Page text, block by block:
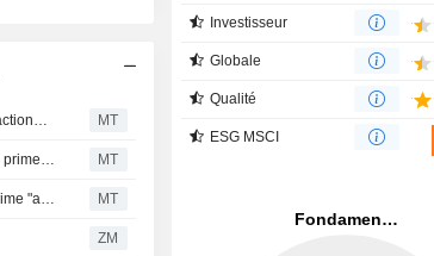
MT
MT
MT
ZM
Investisseur
Globale
Qualité
ESG MSCI